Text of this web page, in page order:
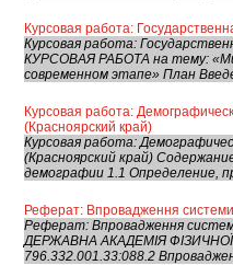
Курсовая работа:
Курсовая работа:
КУРСОВАЯ РАБОТА на тему:
современном этапе» План
Курсовая работа:
(Красноярский край)
Курсовая работа:
(Красноярский край)
демографии 1.1 Определение,
Реферат: Впровадження системи
Реферат: Впровадження
ДЕРЖАВНА АКАДЕМІЯ ФІЗИЧНОЇ
796.332.001.33:088.2